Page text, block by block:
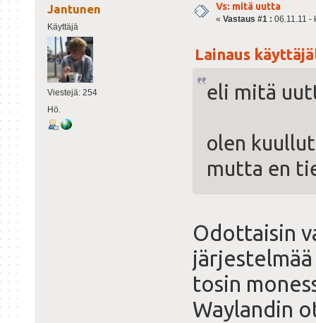
Jantunen
Käyttäjä
Viestejä: 254
Hö.
Vs: mitä uutta
« Vastaus #1 : 06.11.11 -
Lainaus
eli mitä
olen
mutta en
Odottaisin
tosin
Waylandin